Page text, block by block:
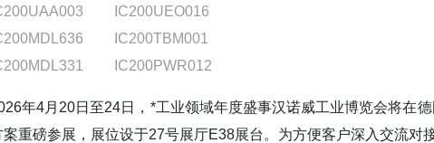
IC200UEO016
IC200TBM001
IC200PWR012
年4月20日至24日，*工业领域年度盛事汉诺威工业博览会将在
案重磅参展，展位设于27号展厅E38展台。为方便客户深入交流对